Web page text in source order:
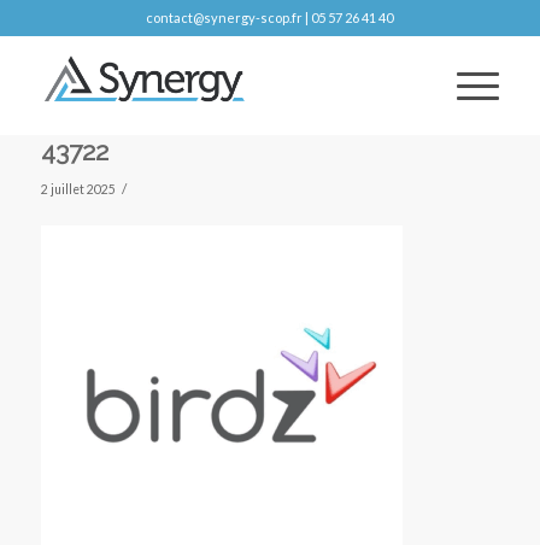
contact@synergy-scop.fr | 05 57 26 41 40
43722
2 juillet 2025 /